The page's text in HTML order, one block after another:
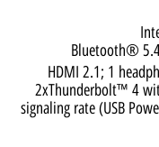
Bluetooth®
HDMI 2.1; 1
2xThunderbolt™ 4
signaling rate (USB